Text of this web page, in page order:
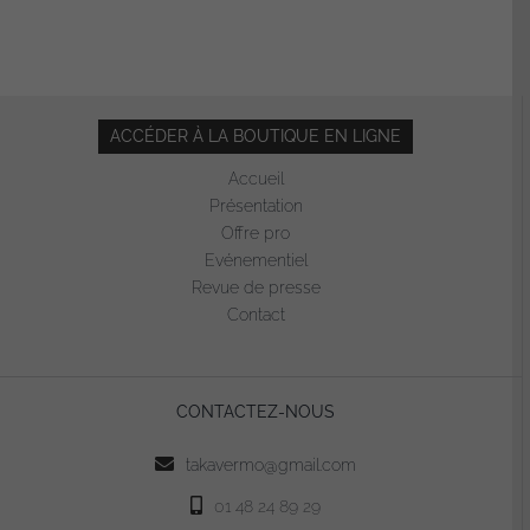
ACCÉDER À LA BOUTIQUE EN LIGNE
Accueil
Présentation
Offre pro
Evénementiel
Revue de presse
Contact
CONTACTEZ-NOUS
takavermo@gmail.com
01 48 24 89 29